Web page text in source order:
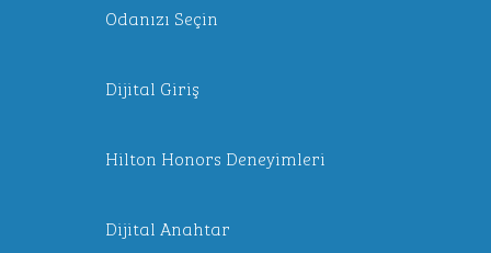
Odanızı Seçin
Dijital Giriş
Hilton Honors Deneyimleri
Dijital Anahtar